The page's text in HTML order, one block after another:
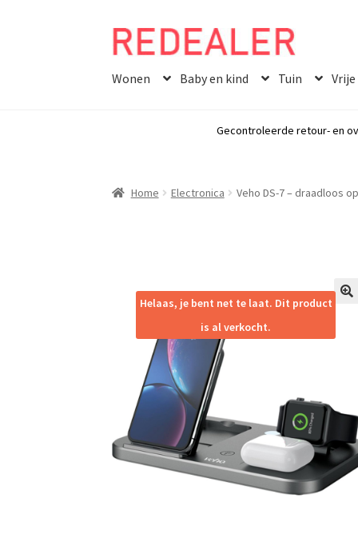
Skip
navigation
Skip
content
Wonen Baby en kind Tuin
Gecontroleerde retour- en
Home Electronica Veho DS-7 – draadloos
Helaas, je bent net te laat. Dit product
is al verkocht.